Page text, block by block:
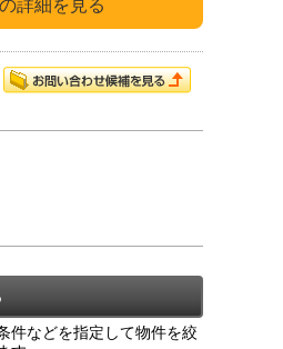
件などを指定して物件を絞